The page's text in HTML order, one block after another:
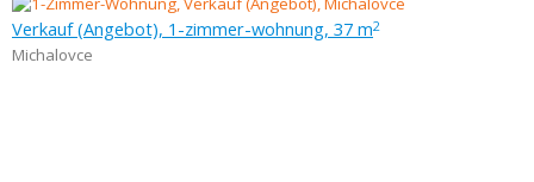
Verkauf (Angebot), 1-zimmer-wohnung, 37 m2
Michalovce